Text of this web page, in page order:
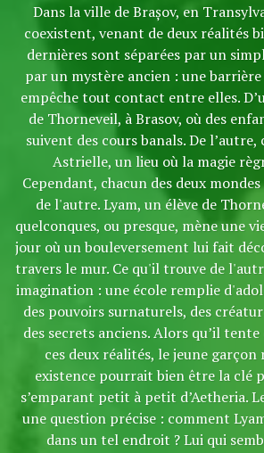
Dans la ville de Brașov, en
coexistent, venant de deux réalités
dernières sont séparées par un
par un mystère ancien : une
empêche tout contact entre elles.
de Thorneveil, à Brasov, où des
suivent des cours banals. De l’autre,
Astrielle, un lieu où la magie
Cependant, chacun des deux
de l'autre. Lyam, un élève de
quelconques, ou presque, mène une
jour où un bouleversement lui fait
travers le mur. Ce qu'il trouve de
imagination : une école remplie
des pouvoirs surnaturels, des
des secrets anciens. Alors qu’il
ces deux réalités, le jeune garçon
existence pourrait bien être la clé
s’emparant petit à petit d’Aetheria.
une question précise : comment
dans un tel endroit ? Lui qui